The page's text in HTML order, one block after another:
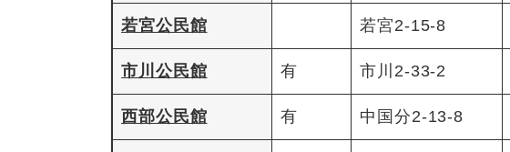
若宮公民館 若宮2-15-8
市川公民館 有 市川2-33-2
西部公民館 有 中国分2-13-8